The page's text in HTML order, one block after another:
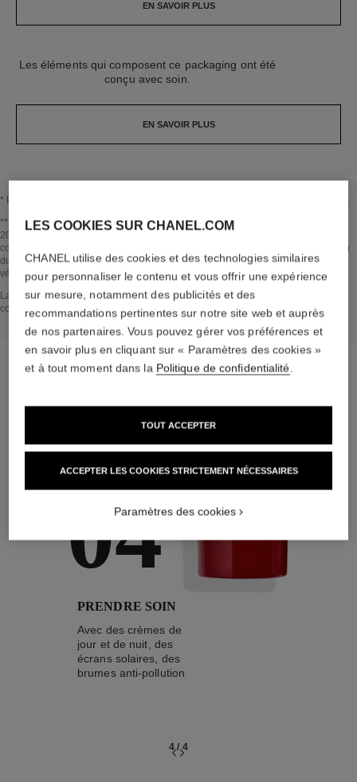
EN SAVOIR PLUS
Les éléments qui composent ce packaging ont été
conçu avec soin.
EN SAVOIR PLUS
* Proportion d’ingrédients et dérivés naturels calculée selon la norme ISO 16128.
Revenir au titre↩
** Estimation réalisée en Juillet 2024 selon la méthode publiée par le GIEC en
2013 et la norme ISO 14067. Périmètre d'analyse : fabrication des ingrédients
cosmétiques et des composants d’emballage, production, distribution, l’utilisation
du produit (si pertinent pour le produit) et fin de vie de l’emballage. Méthodologie
vérifiée par Bureau Veritas.
Revenir au titre↩
La section AU CŒUR DU PRODUIT a été établie sur la base d’informations
collectées et validées en juillet 2024.
la routine dédiée
04
PRENDRE SOIN
Avec des crèmes de
jour et de nuit, des
écrans solaires, des
brumes anti-pollution
4/4
LES COOKIES SUR CHANEL.COM
CHANEL utilise des cookies et des technologies similaires
pour personnaliser le contenu et vous offrir une expérience
sur mesure, notamment des publicités et des
recommandations pertinentes sur notre site web et auprès
de nos partenaires. Vous pouvez gérer vos préférences et
en savoir plus en cliquant sur « Paramètres des cookies »
et à tout moment dans la Politique de confidentialité
ACCEPTER LES COOKIES STRICTEMENT NÉCESSAIRES
TOUT ACCEPTER
Paramètres des cookies